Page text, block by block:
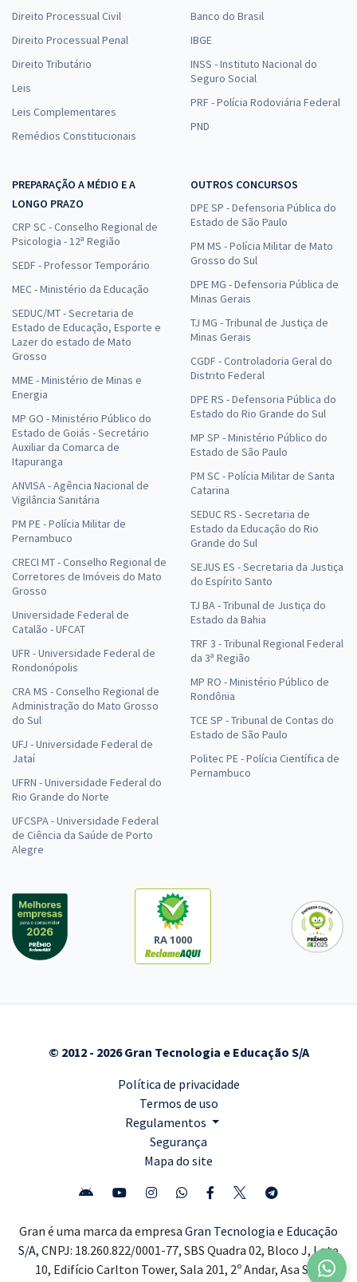
Direito Processual Civil
Direito Processual Penal
Direito Tributário
Leis
Leis Complementares
Remédios Constitucionais
Banco do Brasil
IBGE
INSS - Instituto Nacional do
Seguro Social
PRF - Polícia Rodoviária Federal
PND
PREPARAÇÃO A MÉDIO E A
LONGO PRAZO
CRP SC - Conselho Regional de
Psicologia - 12ª Região
SEDF - Professor Temporário
MEC - Ministério da Educação
SEDUC/MT - Secretaria de
Estado de Educação, Esporte e
Lazer do estado de Mato
Grosso
MME - Ministério de Minas e
Energia
MP GO - Ministério Público do
Estado de Goiás - Secretário
Auxiliar da Comarca de
Itapuranga
ANVISA - Agência Nacional de
Vigilância Sanitária
PM PE - Polícia Militar de
Pernambuco
CRECI MT - Conselho Regional de
Corretores de Imóveis do Mato
Grosso
Universidade Federal de
Catalão - UFCAT
UFR - Universidade Federal de
Rondonópolis
CRA MS - Conselho Regional de
Administração do Mato Grosso
do Sul
UFJ - Universidade Federal de
Jataí
UFRN - Universidade Federal do
Rio Grande do Norte
UFCSPA - Universidade Federal
de Ciência da Saúde de Porto
Alegre
OUTROS CONCURSOS
DPE SP - Defensoria Pública do
Estado de São Paulo
PM MS - Polícia Militar de Mato
Grosso do Sul
DPE MG - Defensoria Pública de
Minas Gerais
TJ MG - Tribunal de Justiça de
Minas Gerais
CGDF - Controladoria Geral do
Distrito Federal
DPE RS - Defensoria Pública do
Estado do Rio Grande do Sul
MP SP - Ministério Público do
Estado de São Paulo
PM SC - Polícia Militar de Santa
Catarina
SEDUC RS - Secretaria de
Estado da Educação do Rio
Grande do Sul
SEJUS ES - Secretaria da Justiça
do Espírito Santo
TJ BA - Tribunal de Justiça do
Estado da Bahia
TRF 3 - Tribunal Regional Federal
da 3ª Região
MP RO - Ministério Público de
Rondônia
TCE SP - Tribunal de Contas do
Estado de São Paulo
Politec PE - Polícia Científica de
Pernambuco
RA 1000
© 2012 - 2026 Gran Tecnologia e Educação S/A
Política de privacidade
Termos de uso
Regulamentos
Segurança
Mapa do site
Gran é uma marca da empresa Gran Tecnologia e Educação
S/A, CNPJ: 18.260.822/0001-77, SBS Quadra 02, Bloco J, Lote
10, Edifício Carlton Tower, Sala 201, 2º Andar, Asa Sul,